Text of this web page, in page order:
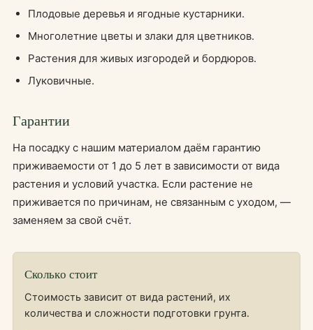
Плодовые деревья и ягодные кустарники.
Многолетние цветы и злаки для цветников.
Растения для живых изгородей и бордюров.
Луковичные.
Гарантии
На посадку с нашим материалом даём гарантию
приживаемости от 1 до 5 лет в зависимости от вида
растения и условий участка. Если растение не
приживается по причинам, не связанным с уходом, —
заменяем за свой счёт.
Сколько стоит
Стоимость зависит от вида растений, их
количества и сложности подготовки грунта.